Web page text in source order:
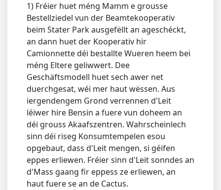
1) Fréier huet méng Mamm e grousse
Bestellziedel vun der Beamtekooperativ
beim Stater Park ausgefëllt an ageschéckt,
an dann huet der Kooperativ hir
Camionnette déi bestallte Wueren heem bei
méng Eltere geliwwert. Dee
Geschäftsmodell huet sech awer net
duerchgesat, wéi mer haut wëssen. Aus
iergendengem Grond verrennen d'Leit
léiwer hire Bensin a fuere vun doheem an
déi grouss Akaafszentren. Wahrscheinlech
sinn déi riseg Konsumtempelen esou
opgebaut, dass d'Leit mengen, si géifen
eppes erliewen. Fréier sinn d'Leit sonndes an
d'Mass gaang fir eppess ze erliewen, an
haut fuere se an de Cactus.